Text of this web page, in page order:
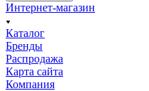
Интернет-магазин
Каталог
Бренды
Распродажа
Карта сайта
Компания